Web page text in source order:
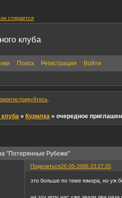
клуба
Поиск Регистрация Войти
зарегистрируйтесь.
»Курилка »очередное
"Потерянные Рубежи"
Поделиться26-05-2006 23:27:25
это больше по теме юмора, но уж